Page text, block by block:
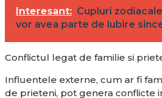
Interesant: Cupluri
vor avea parte de iubire
Conflictul legat de familie si
Influentele externe, cum ar fi
de prieteni, pot genera conflicte